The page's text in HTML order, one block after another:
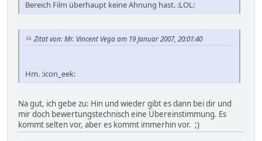
Bereich Film überhaupt keine Ahnung hast. :LOL:
Zitat von: Mr. Vincent Vega am 19 Januar 2007, 20:01:40
Hm. :icon_eek:
Na gut, ich gebe zu: Hin und wieder gibt es dann bei dir und
mir doch bewertungstechnisch eine Übereinstimmung. Es
kommt selten vor, aber es kommt immerhin vor. ;)